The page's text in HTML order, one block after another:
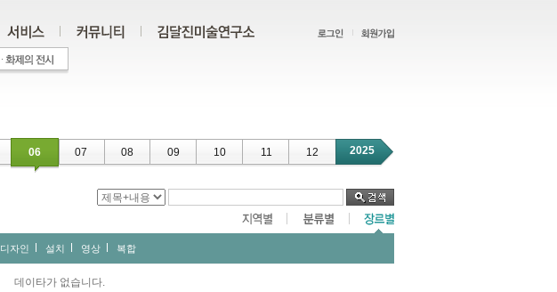
06 07 08 09 10 11 12 2025
디자인 설치 영상 복합
데이타가 없습니다.